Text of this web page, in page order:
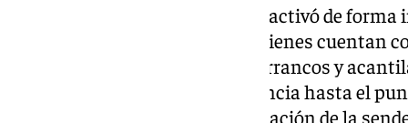
Ante la orografía del terreno, se activó de
GREIM con base en Ubrique, quienes cuentan
necesaria para intervenir en barrancos y
agentes se desplazaron de urgencia hasta el
para iniciar las tareas de localización de la